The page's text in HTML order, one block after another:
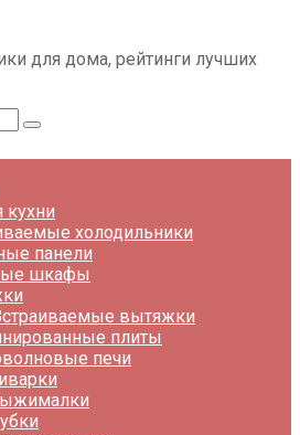
для дома, рейтинги лучших
кухни
холодильники
панели
шкафы
вытяжки
плиты
печи